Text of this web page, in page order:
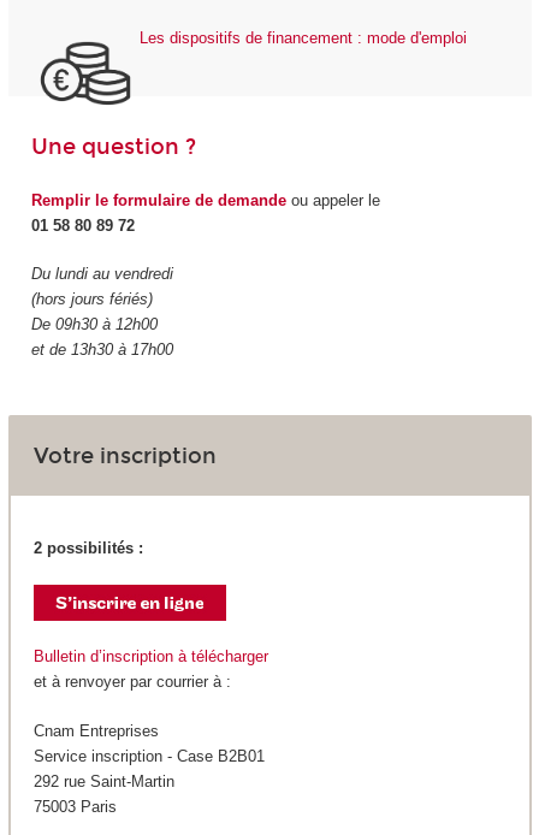
Les dispositifs de financement : mode d'emploi
Une question ?
Remplir le formulaire de demandeou appeler le
01 58 80 89 72
Du lundi au vendredi
(hors jours fériés)
De 09h30 à 12h00
et de 13h30 à 17h00
Votre inscription
2 possibilités :
Bulletin d’inscription à télécharger
et à renvoyer par courrier à :
Cnam Entreprises
Service inscription - Case B2B01
292 rue Saint-Martin
75003 Paris